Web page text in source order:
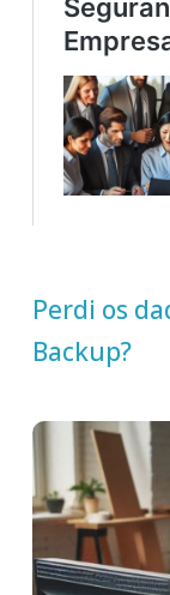
Perdi os
Backup?